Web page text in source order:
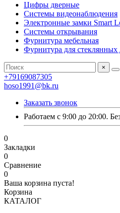
Цифры дверные
Системы видеонаблюдения
Электронные замки Smart
Системы открывания
Фурнитура мебельная
Фурнитура для стеклянных
×
+79169087305
hoso1991@bk.ru
Заказать звонок
Работаем с 9:00 до 20:00.
0
Закладки
0
Сравнение
0
Ваша корзина пуста!
Корзина
КАТАЛОГ